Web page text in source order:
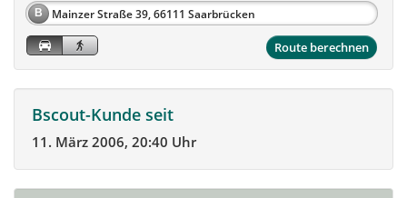
B
Route berechnen
Bscout-Kunde seit
11. März 2006, 20:40 Uhr